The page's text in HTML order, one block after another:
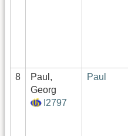
8
Paul,
Georg
I2797
Paul